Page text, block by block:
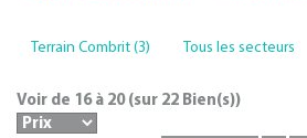
Terrain Combrit (3) Tous les secteurs
Voir de 16à 20(sur 22 Bien(s))